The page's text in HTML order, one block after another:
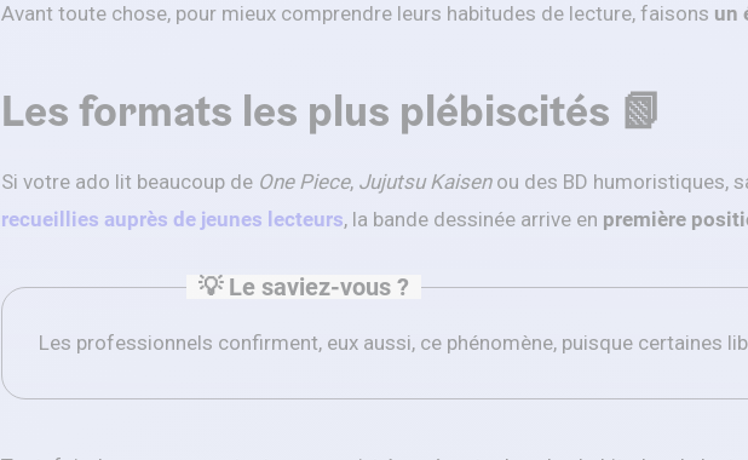
Avant toute chose, pour mieux comprendre leurs habitudes de lecture, faisons un
Les formats les plus plébiscités 📗
Si votre ado lit beaucoup de One Piece, Jujutsu Kaisenou des BD humoristiques,
recueillies auprès de jeunes lecteurs, la bande dessinée arrive en première
💡 Le saviez-vous ?
Les professionnels confirment, eux aussi, ce phénomène, puisque certaines